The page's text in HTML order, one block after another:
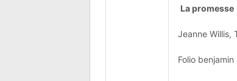
La promesse
Jeanne Willis,
Folio benjamin